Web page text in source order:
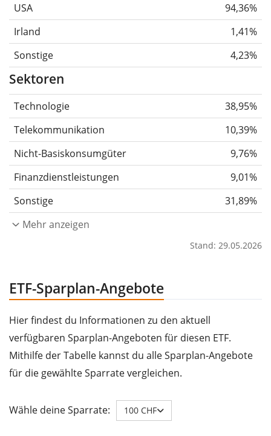
USA
94,36%
Irland
1,41%
Sonstige
4,23%
Sektoren
Technologie
38,95%
Telekommunikation
10,39%
Nicht-Basiskonsumgüter
9,76%
Finanzdienstleistungen
9,01%
Sonstige
31,89%
Mehr anzeigen
Stand: 29.05.2026
ETF-Sparplan-Angebote
Hier findest du Informationen zu den aktuell
verfügbaren Sparplan-Angeboten für diesen ETF.
Mithilfe der Tabelle kannst du alle Sparplan-Angebote
für die gewählte Sparrate vergleichen.
Wähle deine Sparrate: 100 CHF